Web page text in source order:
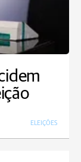
ELEIÇÕES